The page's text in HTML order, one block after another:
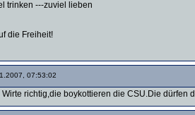
trinken ---zuviel lieben
die Freiheit!
07:53:02
Wirte richtig,die boykottieren die CSU.Die